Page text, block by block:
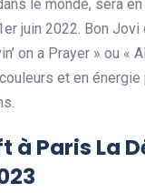
le monde, sera en
juin 2022. Bon
on a Prayer » ou «
et en
à Paris La